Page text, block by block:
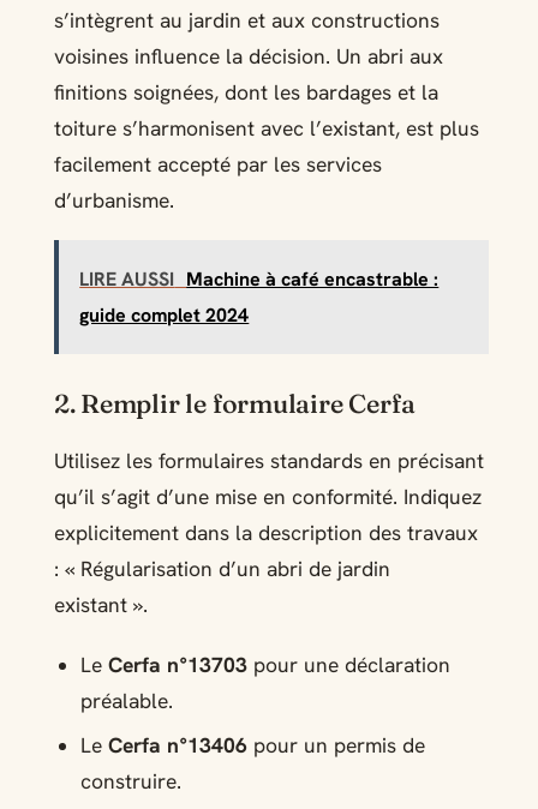
s’intègrent au jardin et aux constructions
voisines influence la décision. Un abri aux
finitions soignées, dont les bardages et la
toiture s’harmonisent avec l’existant, est plus
facilement accepté par les services
d’urbanisme.
LIRE AUSSI Machine à café encastrable :
guide complet 2024
2. Remplir le formulaire Cerfa
Utilisez les formulaires standards en précisant
qu’il s’agit d’une mise en conformité. Indiquez
explicitement dans la description des travaux
: « Régularisation d’un abri de jardin
existant ».
LeCerfa n°13703 pour une déclaration
préalable.
LeCerfa n°13406 pour un permis de
construire.